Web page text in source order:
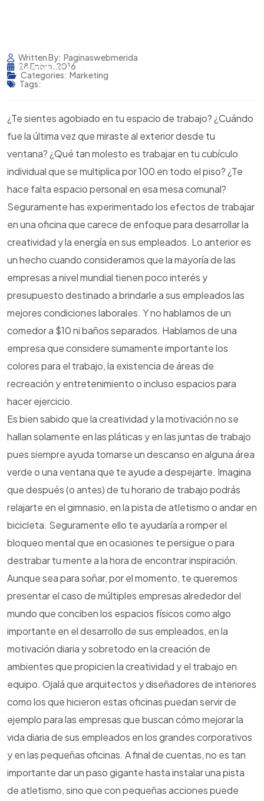
Permisos Y Avisos Cofepris
Written By: Paginaswebmerida
28 Enero, 2016
Categories: Marketing
Tags:
¿Te sientes agobiado en tu espacio de trabajo? ¿Cuándo
fue la última vez que miraste al exterior desde tu
ventana? ¿Qué tan molesto es trabajar en tu cubículo
individual que se multiplica por 100 en todo el piso? ¿Te
hace falta espacio personal en esa mesa comunal?
Seguramente has experimentado los efectos de trabajar
en una oficina que carece de enfoque para desarrollar la
creatividad y la energía en sus empleados. Lo anterior es
un hecho cuando consideramos que la mayoría de las
empresas a nivel mundial tienen poco interés y
presupuesto destinado a brindarle a sus empleados las
mejores condiciones laborales. Y no hablamos de un
comedor a $10 ni baños separados. Hablamos de una
empresa que considere sumamente importante los
colores para el trabajo, la existencia de áreas de
recreación y entretenimiento o incluso espacios para
hacer ejercicio.
Es bien sabido que la creatividad y la motivación no se
hallan solamente en las pláticas y en las juntas de trabajo
pues siempre ayuda tomarse un descanso en alguna área
verde o una ventana que te ayude a despejarte. Imagina
que después (o antes) de tu horario de trabajo podrás
relajarte en el gimnasio, en la pista de atletismo o andar en
bicicleta. Seguramente ello te ayudaría a romper el
bloqueo mental que en ocasiones te persigue o para
destrabar tu mente a la hora de encontrar inspiración.
Aunque sea para soñar, por el momento, te queremos
presentar el caso de múltiples empresas alrededor del
mundo que conciben los espacios físicos como algo
importante en el desarrollo de sus empleados, en la
motivación diaria y sobretodo en la creación de
ambientes que propicien la creatividad y el trabajo en
equipo. Ojalá que arquitectos y diseñadores de interiores
como los que hicieron estas oficinas puedan servir de
ejemplo para las empresas que buscan cómo mejorar la
vida diaria de sus empleados en los grandes corporativos
y en las pequeñas oficinas. A final de cuentas, no es tan
importante dar un paso gigante hasta instalar una pista
de atletismo, sino que con pequeñas acciones puede